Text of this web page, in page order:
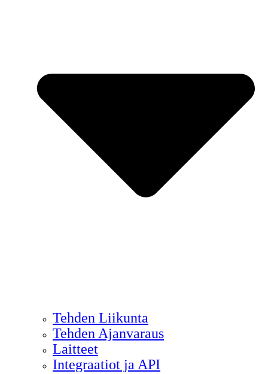
Tehden Liikunta
Tehden Ajanvaraus
Laitteet
Integraatiot ja API